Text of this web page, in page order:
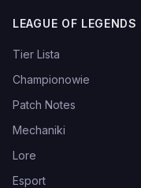
LEAGUE OF LEGENDS
Tier Lista
Championowie
Patch Notes
Mechaniki
Lore
Esport